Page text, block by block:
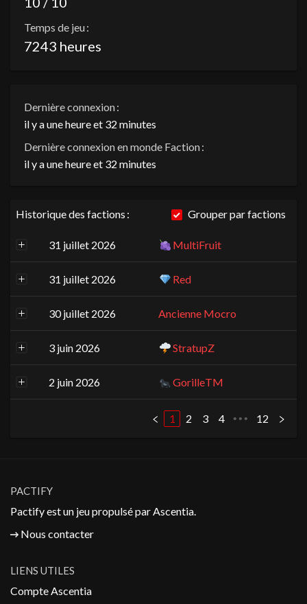
Temps de jeu :
7243 heures
Dernière connexion :
il y a une heure et 32 minutes
Dernière connexion en monde Faction :
il y a une heure et 32 minutes
Historique des factions : Grouper par factions
31 juillet 2026 MultiFruit
31 juillet 2026 Red
30 juillet 2026 Ancienne Mocro
3 juin 2026 StratupZ
2 juin 2026 GorilleTM
1 2 3 4 ••• 12
PACTIFY
Pactify est un jeu propulsé parAscentia.
Nous contacter
LIENS UTILES
Compte Ascentia